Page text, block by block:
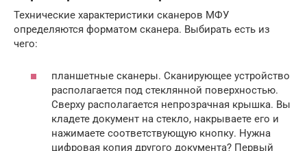
Технические характеристики сканеров МФУ
определяются форматом сканера. Выбирать есть из
чего:
планшетные сканеры. Сканирующее устройство
располагается под стеклянной поверхностью.
Сверху располагается непрозрачная крышка. Вы
кладете документ на стекло, накрываете его и
нажимаете соответствующую кнопку. Нужна
цифровая копия другого документа? Первый